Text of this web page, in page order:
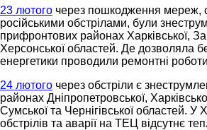
23 лютого через пошкодження мереж,
російськими обстрілами, були
прифронтових районах Харківської,
Херсонської областей. Де дозволяла
енергетики проводили ремонтні
24 лютого через обстріли є
районах Дніпропетровської,
Сумської та Чернігівської областей. У
обстрілів та аварії на ТЕЦ відсутнє